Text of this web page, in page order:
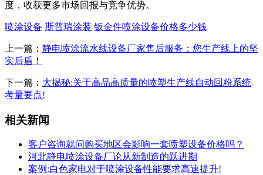
度，收获更多市场回报与竞争优势。
喷涂设备 斯普瑞涂装 钣金件喷涂设备价格多少钱
上一篇： 静电喷涂流水线设备厂家售后服务：您生产线上的坚
实后盾！
下一篇： 大揭秘:关于高品高质量的喷塑生产线自动回粉系统
考量要点!
相关新闻
客户咨询就问购买地区会影响一套喷塑设备价格吗？
河北静电喷涂设备厂论从新制造的跃进期
案例:白色家电对于喷涂设备性能要求高速提升!